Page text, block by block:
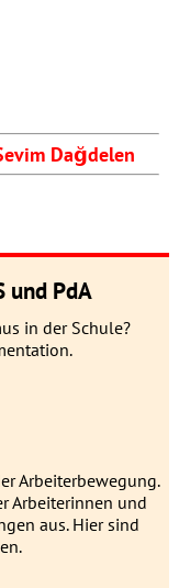
Dağdelen
und PdA
in der Schule?
Arbeiterbewegung.
Arbeiterinnen und
aus. Hier sind